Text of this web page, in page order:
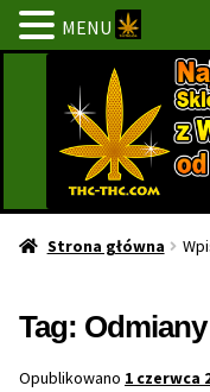
nawigacji
treści
Strona Główna
NOWOŚCI
Strona główna
Tag:
Opublikowano 1 czerwca
MENU